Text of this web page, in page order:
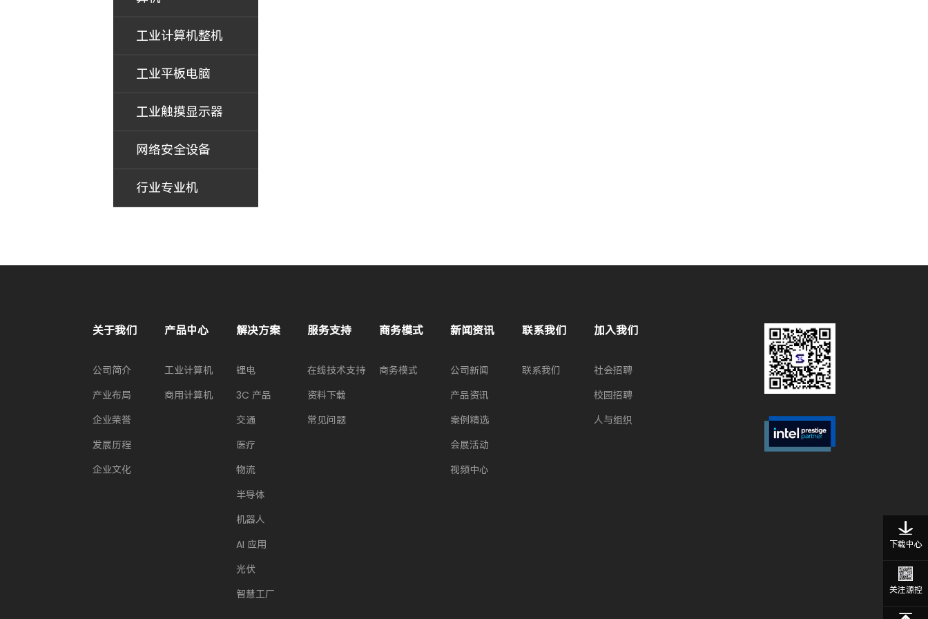
工业计算机整机
工业平板电脑
工业触摸显示器
网络安全设备
行业专业机
关于我们
公司简介
产业布局
企业荣誉
发展历程
企业文化
产品中心
工业计算机
商用计算机
解决方案
锂电
3C 产品
交通
医疗
物流
半导体
机器人
AI 应用
光伏
智慧工厂
服务支持
在线技术支持
资料下载
常见问题
商务模式
商务模式
新闻资讯
公司新闻
产品资讯
案例精选
会展活动
视频中心
联系我们
联系我们
加入我们
社会招聘
校园招聘
人与组织
下载中心
关注源控